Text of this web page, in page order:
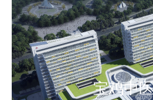
宝鸡中